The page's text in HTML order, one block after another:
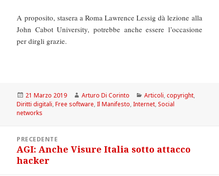
A proposito, stasera a Roma Lawrence Lessig dà lezione alla
John Cabot University, potrebbe anche essere l’occasione
per dirgli grazie.
Scritto
il
21 Marzo 2019 Autore
Arturo Di Corinto Categorie
Articoli,copyright,
Diritti digitali,Free software,Il Manifesto,Internet,Social
networks
articoliPRECEDENTE
Articolo
precedente:
AGI: Anche Visure Italia sotto attacco
hacker